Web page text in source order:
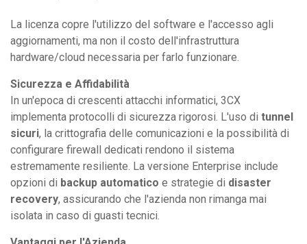
La licenza copre l'utilizzo del software e l'accesso agli
aggiornamenti, ma non il costo dell'infrastruttura
hardware/cloud necessaria per farlo funzionare.
Sicurezza e Affidabilità
In un'epoca di crescenti attacchi informatici, 3CX
implementa protocolli di sicurezza rigorosi. L'uso di tunnel
sicuri, la crittografia delle comunicazioni e la possibilità di
configurare firewall dedicati rendono il sistema
estremamente resiliente. La versione Enterprise include
opzioni di backup automatico e strategie di disaster
recovery, assicurando che l'azienda non rimanga mai
isolata in caso di guasti tecnici.